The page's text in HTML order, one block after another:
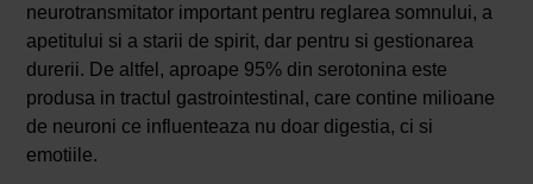
neurotransmitator important pentru reglarea somnului, a
apetitului si a starii de spirit, dar pentru si gestionarea
durerii. De altfel, aproape 95% din serotonina este
produsa in tractul gastrointestinal, care contine milioane
de neuroni ce influenteaza nu doar digestia, ci si
emotiile.